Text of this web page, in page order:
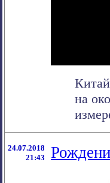
на
24.07.2018
21:43